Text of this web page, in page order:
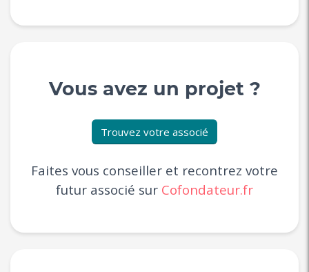
Vous avez un projet ?
Trouvez votre associé
Faites vous conseiller et recontrez votre
futur associé sur Cofondateur.fr